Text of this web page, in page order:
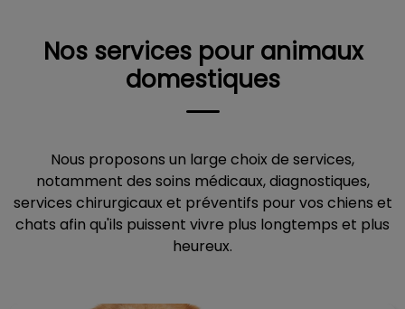
Nos services pour animaux
domestiques
Nous proposons un large choix de services,
notamment des soins médicaux, diagnostiques,
services chirurgicaux et préventifs pour vos chiens et
chats afin qu'ils puissent vivre plus longtemps et plus
heureux.